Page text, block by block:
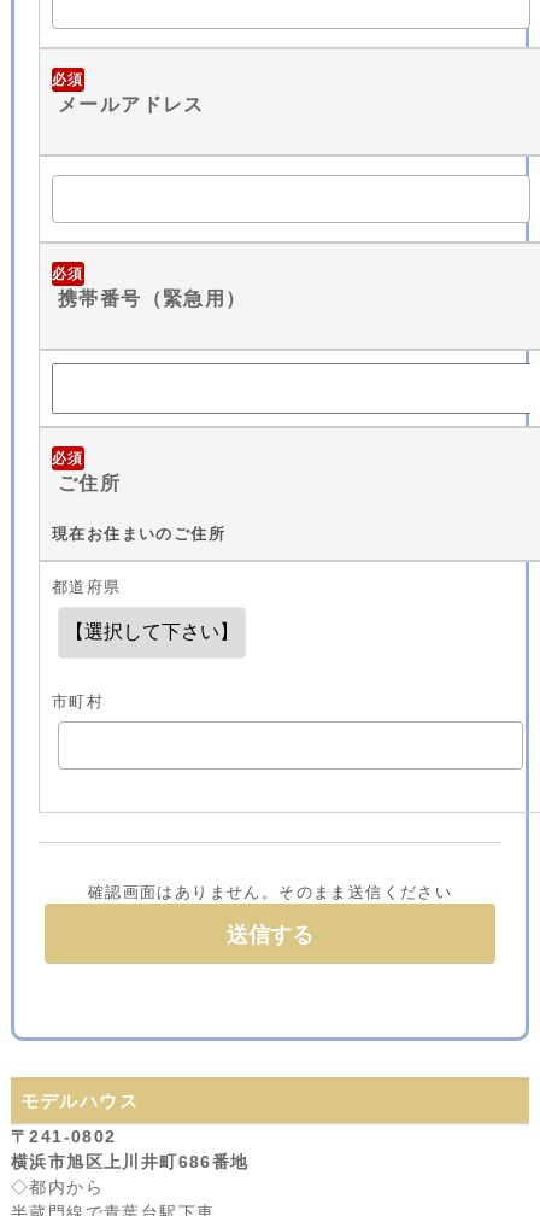
必須
メールアドレス
必須
携帯番号（緊急用）
必須
ご住所
現在お住まいのご住所
都道府県
市町村
確認画面はありません。そのまま送信ください
モデルハウス
〒241-0802
横浜市旭区上川井町686番地
◇都内から